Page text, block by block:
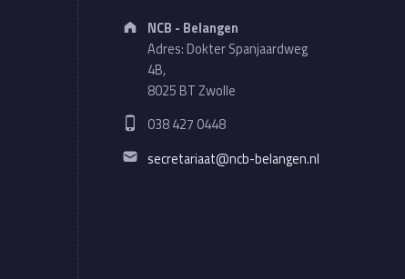
Address:
NCB - Belangen
Adres: Dokter Spanjaardweg
4B,
8025 BT Zwolle
Phone number:
038 427 0448
Email address:
secretariaat@ncb-belangen.nl